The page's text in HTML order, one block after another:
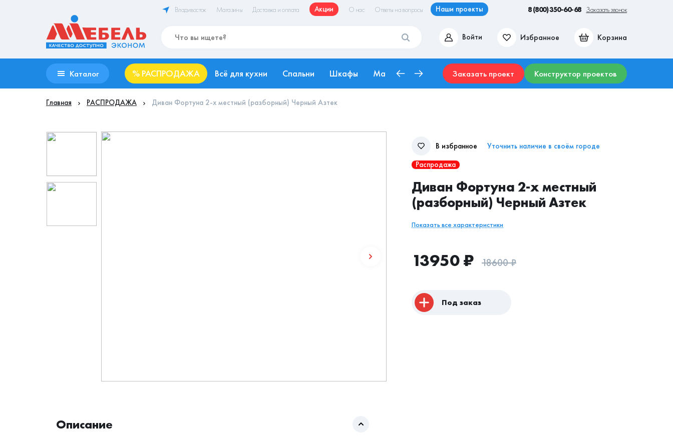
Владивосток Магазины Доставка и оплата Акции О нас Ответы на вопросы Наши проекты 8 (800) 350-60-68 Заказать звонок
Войти Избранное Корзина
Каталог % РАСПРОДАЖА Всё для кухни Спальни Шкафы Матрасы Рабочие места Гостиные Прихожие Столы
Заказать проект Конструктор проектов
Главная РАСПРОДАЖА Диван Фортуна 2-х местный (разборный) Черный Азтек
В избранное
Уточнить наличие в своём городе
Распродажа
Диван Фортуна 2-х местный
(разборный) Черный Азтек
Показать все характеристики
13950₽ 18600₽
Под заказ
Описание